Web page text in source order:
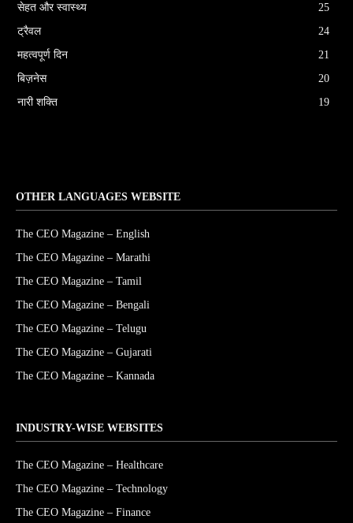
सेहत और स्वास्थ्य
25
ट्रैवल
24
महत्वपूर्ण दिन
21
बिज़नेस
20
नारी शक्ति
19
OTHER LANGUAGES WEBSITE
The CEO Magazine – English
The CEO Magazine – Marathi
The CEO Magazine – Tamil
The CEO Magazine – Bengali
The CEO Magazine – Telugu
The CEO Magazine – Gujarati
The CEO Magazine – Kannada
INDUSTRY-WISE WEBSITES
The CEO Magazine – Healthcare
The CEO Magazine – Technology
The CEO Magazine – Finance